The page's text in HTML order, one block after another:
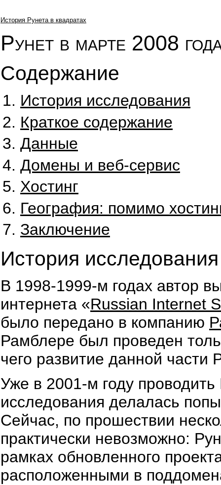
История Рунета в квадратах
Рунет в марте 2008
Содержание
История исследования
Краткое содержание
Данные
Домены и веб-сервис
Хостинг
География: помимо
Заключение
История исследования
В 1998-1999-м годах автор
интернета «Russian Internet
было передано в компанию
Рамблере был проведен
чего развитие данной части
Уже в 2001-м году
исследования делалась
Сейчас, по прошествии
практически невозможно:
рамках обновленного
расположенными в